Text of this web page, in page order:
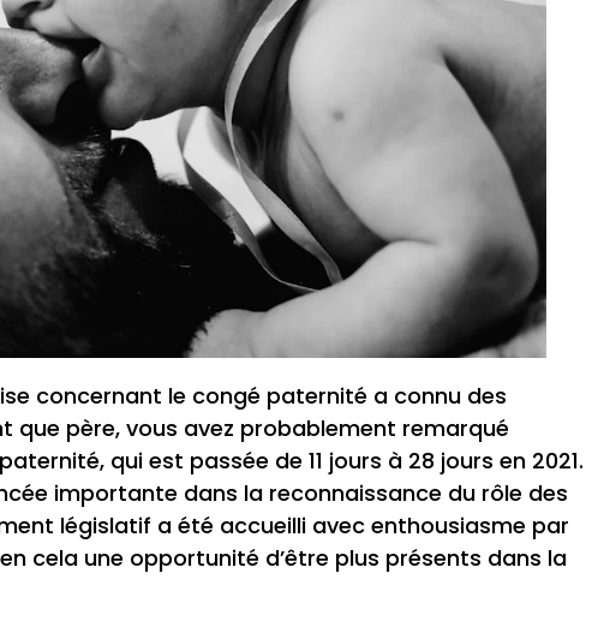
concernant le congé paternité a connu des
que père, vous avez probablement remarqué
qui est passée de 11 jours à 28 jours en 2021.
importante dans la reconnaissance du rôle des
législatif a été accueilli avec enthousiasme par
cela une opportunité d’être plus présents dans la